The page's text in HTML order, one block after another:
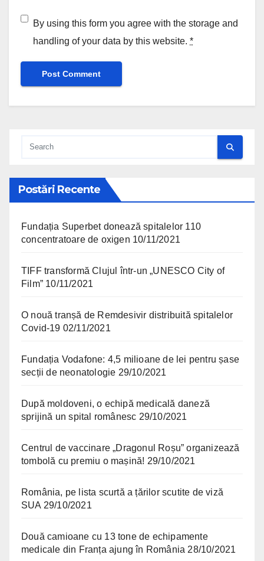
By using this form you agree with the storage and
handling of your data by this website. *
Postări Recente
Fundația Superbet donează spitalelor 110
concentratoare de oxigen 10/11/2021
TIFF transformă Clujul într-un „UNESCO City of
Film” 10/11/2021
O nouă tranșă de Remdesivir distribuită spitalelor
Covid-19 02/11/2021
Fundația Vodafone: 4,5 milioane de lei pentru șase
secții de neonatologie 29/10/2021
După moldoveni, o echipă medicală daneză
sprijină un spital românesc 29/10/2021
Centrul de vaccinare „Dragonul Roșu” organizează
tombolă cu premiu o mașină! 29/10/2021
România, pe lista scurtă a țărilor scutite de viză
SUA 29/10/2021
Două camioane cu 13 tone de echipamente
medicale din Franța ajung în România 28/10/2021